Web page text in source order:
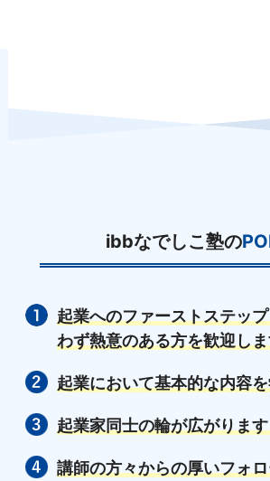
ibbなでしこ塾の
起業へのファーストステッ
わず熱意のある方を歓迎しま
起業において基本的な内容を
起業家同士の輪が広がります
講師の方々からの厚いフォ